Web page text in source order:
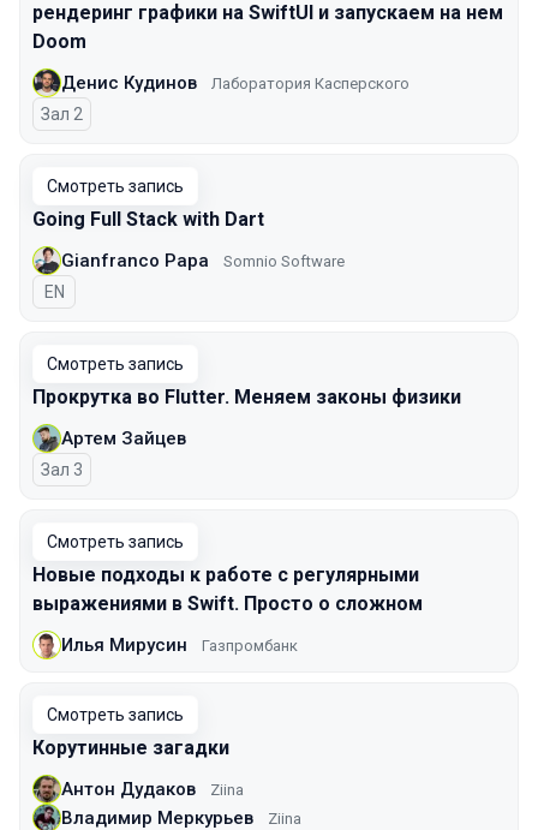
рендеринг графики на SwiftUI и запускаем на нем
Doom
Денис Кудинов Лаборатория Касперского
Зал 2
Смотреть запись
Going Full Stack with Dart
Gianfranco Papa Somnio Software
На английском языке
EN
Смотреть запись
Прокрутка во Flutter. Меняем законы физики
Артем Зайцев
Зал 3
Смотреть запись
Новые подходы к работе с регулярными
выражениями в Swift. Просто о сложном
Илья Мирусин Газпромбанк
Смотреть запись
Корутинные загадки
Антон Дудаков Ziina
Владимир Меркурьев Ziina